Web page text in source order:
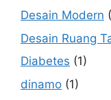
Desain Modern
Desain Ruang
Diabetes (1)
dinamo (1)